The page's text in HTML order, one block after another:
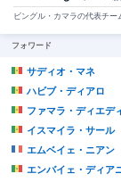
ビングル・カマラの代表チー
フォワード
サディオ・マネ
ハビブ・ディアロ
ファマラ・ディエデ
イスマイラ・サール
エムベイェ・ニアン
エンバイェ・ディア